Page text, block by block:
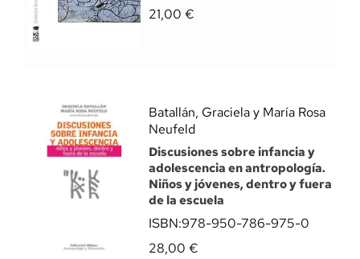
21,00 €
Batallán, Graciela y María Rosa
Neufeld
Discusiones sobre infancia y
adolescencia en antropología.
Niños y jóvenes, dentro y fuera
de la escuela
ISBN:978-950-786-975-0
28,00 €